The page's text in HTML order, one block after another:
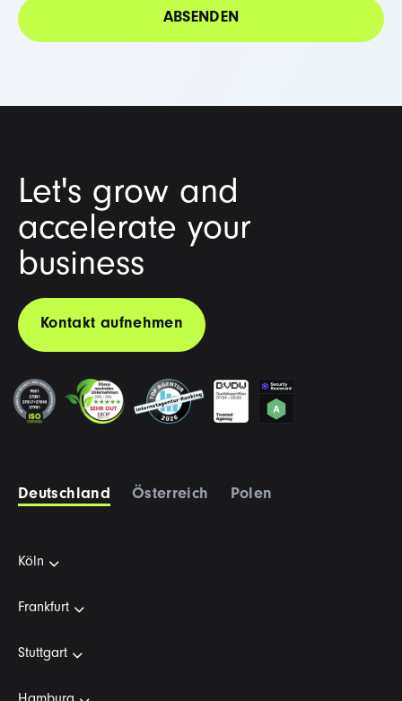
Let's grow and
accelerate your
business
Kontakt aufnehmen
Deutschland Österreich Polen
Köln
Frankfurt
Stuttgart